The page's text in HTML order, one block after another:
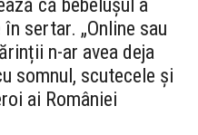
că bebelușul a
sertar. „Online sau
n-ar avea deja
somnul, scutecele și
ai României